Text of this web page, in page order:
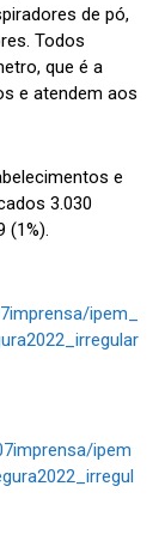
de pó,
Todos
que é a
e atendem aos
e
3.030
(1%).
ipem_
ipem